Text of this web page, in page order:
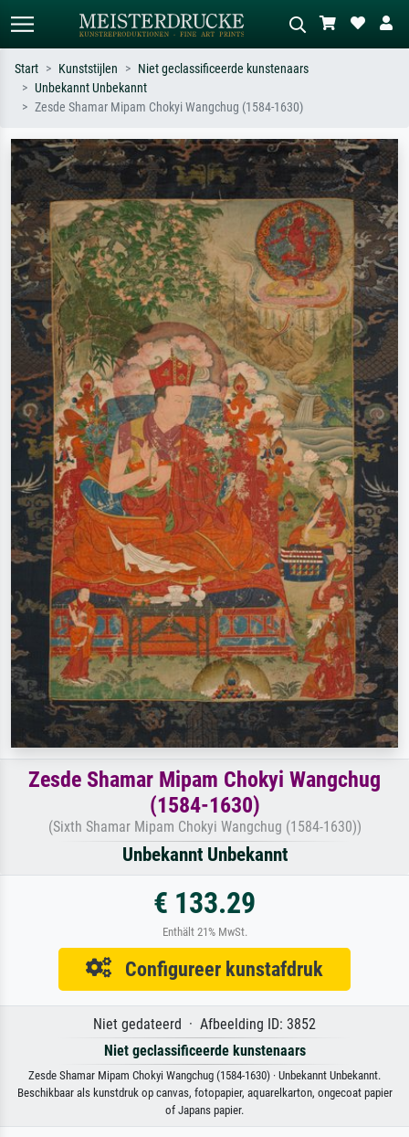
Standaard zoeken AI-beeldzoeker
Monet, Sterrennacht, impressionisme,
Hokusai-golf, naakt.
weide, abstract met veel rood, donker
olieverfschilderij, staand naakt naast
een boom.
Start Kunststijlen
Niet geclassificeerde kunstenaars
Unbekannt Unbekannt
Zesde Shamar Mipam Chokyi Wangchug (1584-1630)
Zesde Shamar Mipam Chokyi Wangchug
(1584-1630)
(Sixth Shamar Mipam Chokyi Wangchug (1584-1630))
Unbekannt Unbekannt
€ 133.29
Enthält 21% MwSt.
Configureer kunstafdruk
Niet gedateerd · Afbeelding ID: 3852
Niet geclassificeerde kunstenaars
Zesde Shamar Mipam Chokyi Wangchug (1584-1630) · Unbekannt Unbekannt.
Beschikbaar als kunstdruk op canvas, fotopapier, aquarelkarton, ongecoat papier
of Japans papier.